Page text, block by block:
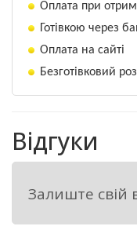
Оплата при
Готівкою через
Оплата на сайті
Безготівковий
Відгуки
Залиште свій